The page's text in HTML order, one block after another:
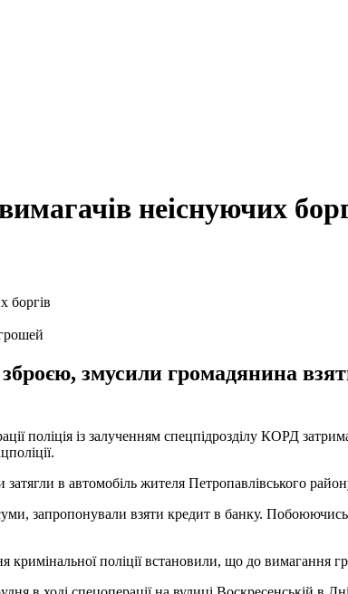
неіснуючих
змусили громадянина
поліція із залученням спецпідрозділу КОРД
в автомобіль жителя Петропавлівського
запропонували взяти кредит в банку.
кримінальної поліції встановили, що до вимагання